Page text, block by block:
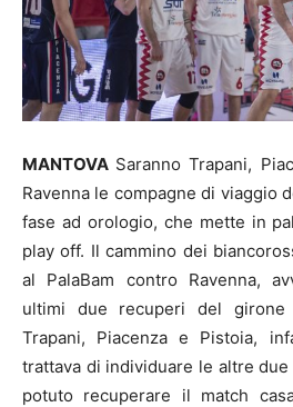
MANTOVA Saranno Trapani,
Ravenna le compagne di viaggio
fase ad orologio, che mette in
play off. Il cammino dei
al PalaBam contro Ravenna,
ultimi due recuperi del
Trapani, Piacenza e Pistoia,
trattava di individuare le altre
potuto recuperare il match